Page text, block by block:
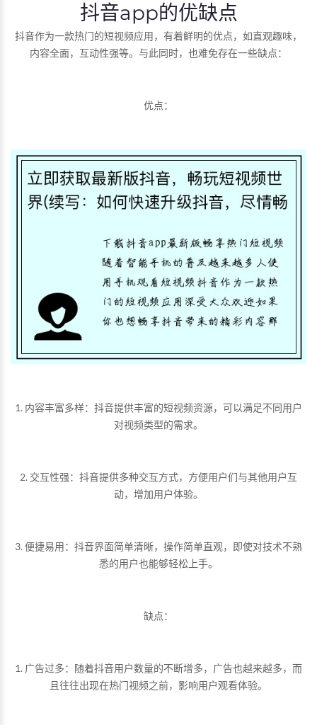
抖音app的优缺点
抖音作为一款热门的短视频应用，有着鲜明的优点，如直观趣味，
内容全面，互动性强等。与此同时，也难免存在一些缺点：
优点：
1. 内容丰富多样：抖音提供丰富的短视频资源，可以满足不同用户
对视频类型的需求。
2. 交互性强：抖音提供多种交互方式，方便用户们与其他用户互
动，增加用户体验。
3. 便捷易用：抖音界面简单清晰，操作简单直观，即使对技术不熟
悉的用户也能够轻松上手。
缺点：
1. 广告过多：随着抖音用户数量的不断增多，广告也越来越多，而
且往往出现在热门视频之前，影响用户观看体验。